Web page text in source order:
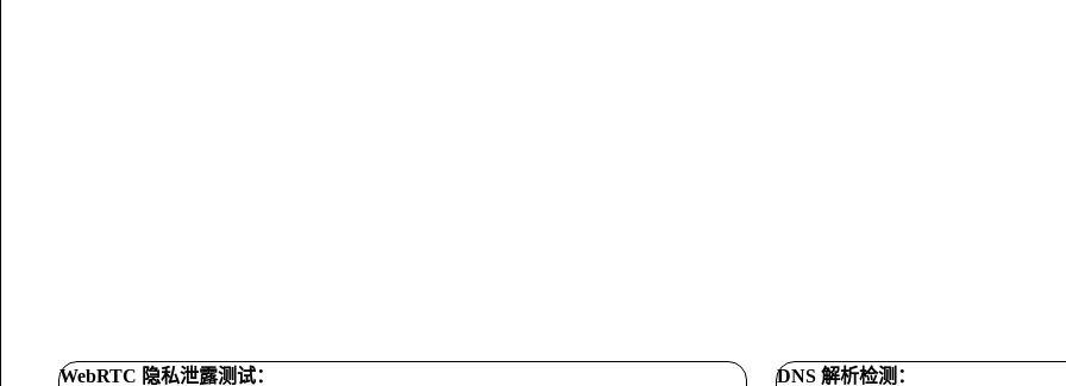
WebRTC 隐私泄露测试：
DNS 解析检测：